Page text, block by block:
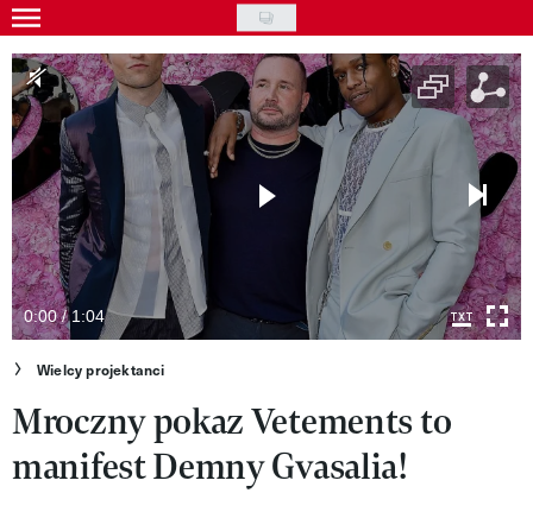
Skip
to
main
content
Gwiazdy
Ludzie
Moda
Uroda
Styl życia
Kultura
Wideo
Nasze akcje
VIVA!ART
0:00 / 1:04
Wielcy projektanci
Mroczny pokaz Vetements to
manifest Demny Gvasalia!